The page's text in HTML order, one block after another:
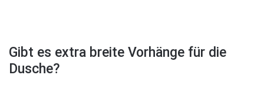
Gibt es extra breite Vorhänge für die
Dusche?